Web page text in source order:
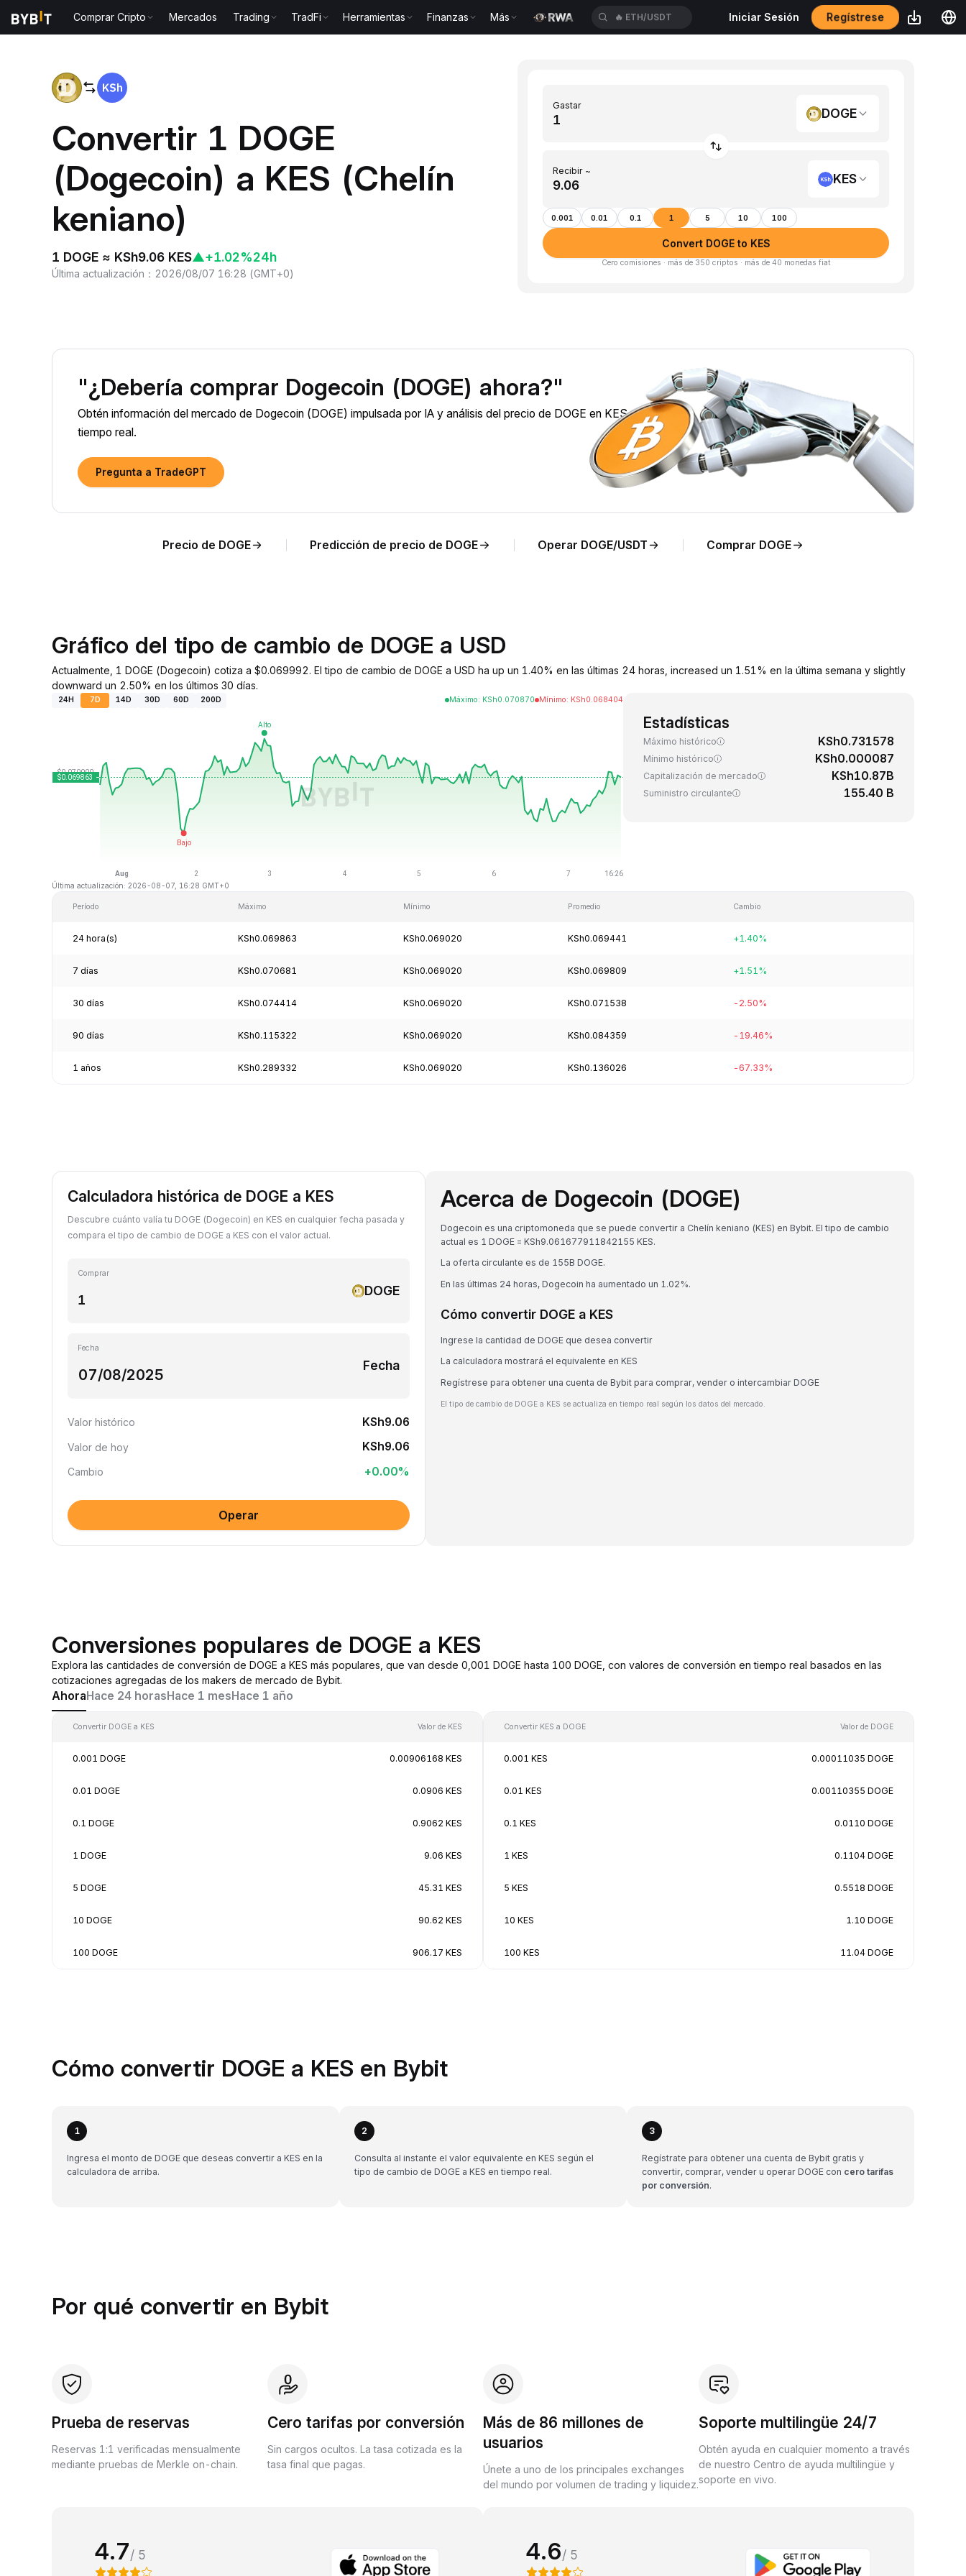
Comprar Cripto Mercados Trading TradFi Herramientas Finanzas Más 🔥 ETH/USDT Iniciar Sesión Regístrese
Convertir 1 DOGE
(Dogecoin) a KES (Chelín
keniano)
1 DOGE ≈ KSh9.06 KES▲+1.02%24h
Última actualización ： 2026/08/07 16:28 (GMT+0)
Gastar
DOGE
Recibir ~
KES
0.001 0.01 0.1 1 5 10 100
Convert DOGE to KES
Cero comisiones · más de 350 criptos · más de 40 monedas fiat
"¿Debería comprar Dogecoin (DOGE) ahora?"
Obtén información del mercado de Dogecoin (DOGE) impulsada por IA y análisis del precio de DOGE en KES en
tiempo real.
Pregunta a TradeGPT
Precio de DOGE Predicción de precio de DOGE Operar DOGE/USDT Comprar DOGE
Gráfico del tipo de cambio de DOGE a USD
Actualmente, 1 DOGE (Dogecoin) cotiza a $0.069992. El tipo de cambio de DOGE a USD ha up un 1.40% en las últimas 24 horas, increased un 1.51% en la última semana y slightly
downward un 2.50% en los últimos 30 días.
24H 7D 14D 30D 60D 200D Máximo: KSh0.070870 Mínimo: KSh0.068404
Última actualización: 2026-08-07, 16:28 GMT+0
Estadísticas
Máximo histórico KSh0.731578
Mínimo histórico KSh0.000087
Capitalización de mercado KSh10.87B
Suministro circulante 155.40 B
Período Máximo Mínimo Promedio Cambio
24 hora(s) KSh0.069863 KSh0.069020 KSh0.069441 +1.40%
7 días KSh0.070681 KSh0.069020 KSh0.069809 +1.51%
30 días KSh0.074414 KSh0.069020 KSh0.071538 -2.50%
90 días KSh0.115322 KSh0.069020 KSh0.084359 -19.46%
1 años KSh0.289332 KSh0.069020 KSh0.136026 -67.33%
Calculadora histórica de DOGE a KES
Descubre cuánto valía tu DOGE (Dogecoin) en KES en cualquier fecha pasada y
compara el tipo de cambio de DOGE a KES con el valor actual.
Comprar
DOGE
Fecha
Fecha
Valor histórico KSh9.06
Valor de hoy KSh9.06
Cambio +0.00%
Operar
Acerca de Dogecoin (DOGE)
Dogecoin es una criptomoneda que se puede convertir a Chelín keniano (KES) en Bybit. El tipo de cambio
actual es 1 DOGE = KSh9.061677911842155 KES.
La oferta circulante es de 155B DOGE.
En las últimas 24 horas, Dogecoin ha aumentado un 1.02%.
Cómo convertir DOGE a KES
Ingrese la cantidad de DOGE que desea convertir
La calculadora mostrará el equivalente en KES
Regístrese para obtener una cuenta de Bybit para comprar, vender o intercambiar DOGE
El tipo de cambio de DOGE a KES se actualiza en tiempo real según los datos del mercado.
Conversiones populares de DOGE a KES
Explora las cantidades de conversión de DOGE a KES más populares, que van desde 0,001 DOGE hasta 100 DOGE, con valores de conversión en tiempo real basados en las
cotizaciones agregadas de los makers de mercado de Bybit.
AhoraHace 24 horasHace 1 mesHace 1 año
Convertir DOGE a KES Valor de KES
0.001 DOGE 0.00906168 KES
0.01 DOGE 0.0906 KES
0.1 DOGE 0.9062 KES
1 DOGE 9.06 KES
5 DOGE 45.31 KES
10 DOGE 90.62 KES
100 DOGE 906.17 KES
Convertir KES a DOGE Valor de DOGE
0.001 KES 0.00011035 DOGE
0.01 KES 0.00110355 DOGE
0.1 KES 0.0110 DOGE
1 KES 0.1104 DOGE
5 KES 0.5518 DOGE
10 KES 1.10 DOGE
100 KES 11.04 DOGE
Cómo convertir DOGE a KES en Bybit
1
Ingresa el monto de DOGE que deseas convertir a KES en la
calculadora de arriba.
2
Consulta al instante el valor equivalente en KES según el
tipo de cambio de DOGE a KES en tiempo real.
3
Regístrate para obtener una cuenta de Bybit gratis y
convertir, comprar, vender u operar DOGE con cero tarifas
por conversión.
Por qué convertir en Bybit
Prueba de reservas
Reservas 1:1 verificadas mensualmente
mediante pruebas de Merkle on-chain.
Cero tarifas por conversión
Sin cargos ocultos. La tasa cotizada es la
tasa final que pagas.
Más de 86 millones de
usuarios
Únete a uno de los principales exchanges
del mundo por volumen de trading y liquidez.
Soporte multilingüe 24/7
Obtén ayuda en cualquier momento a través
de nuestro Centro de ayuda multilingüe y
soporte en vivo.
4.7/ 5 4.6/ 5